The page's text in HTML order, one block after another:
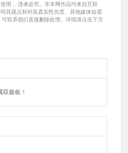
用， 违者必究。非本网作品均来自互联
其观点和对其真实性负责。其他媒体如需
联系我们直接删除处理。详情请点击下方
极板！